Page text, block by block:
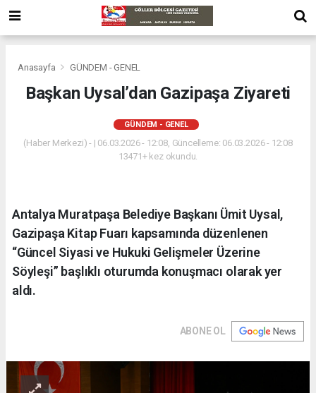
Anasayfa GÜNDEM - GENEL
Başkan Uysal’dan Gazipaşa Ziyareti
GÜNDEM - GENEL
(Haber Merkezi) - | 06.03.2026 - 12:08, Güncelleme: 06.03.2026 - 12:08
13471+ kez okundu.
Antalya Muratpaşa Belediye Başkanı Ümit Uysal,
Gazipaşa Kitap Fuarı kapsamında düzenlenen
“Güncel Siyasi ve Hukuki Gelişmeler Üzerine
Söyleşi” başlıklı oturumda konuşmacı olarak yer
aldı.
ABONE OL